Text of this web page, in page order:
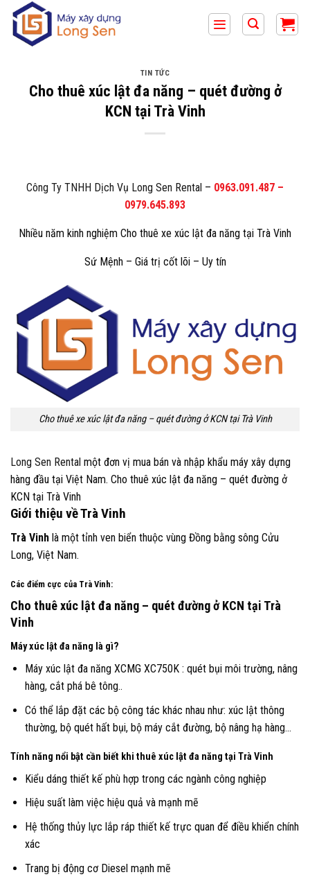
qua
TIN TỨC
Cho thuê xúc lật đa năng – quét đường ở
KCN tại Trà Vinh
Công Ty TNHH Dịch Vụ Long Sen Rental – 0963.091.487 –
0979.645.893
Nhiều năm kinh nghiệm Cho thuê xe xúc lật đa năng tại Trà Vinh
Sứ Mệnh – Giá trị cốt lõi – Uy tín
Cho thuê xe xúc lật đa năng – quét đường ở KCN tạiTrà Vinh
Long Sen Rental một đơn vị mua bán và nhập khẩu máy xây dựng
hàng đầu tại Việt Nam. Cho thuê xúc lật đa năng – quét đường ở
KCN tại Trà Vinh
Giới thiệu vềTrà Vinh
Trà Vinh là một tỉnh ven biển thuộc vùng Đồng bằng sông Cửu
Long, Việt Nam.
Các điểm cực của Trà Vinh:
Cho thuê xúc lật đa năng – quét đường ở KCN tại Trà
Vinh
Máy xúc lật đa năng là gì?
Máy xúc lật đa năng XCMG XC750K : quét bụi môi trường, nâng
hàng, cắt phá bê tông..
Có thể lắp đặt các bộ công tác khác nhau như: xúc lật thông
thường, bộ quét hất bụi, bộ máy cắt đường, bộ nâng hạ hàng…
Tính năng nổi bật cần biết khi thuê xúc lật đa năng tại Trà Vinh
Kiểu dáng thiết kế phù hợp trong các ngành công nghiệp
Hiệu suất làm việc hiệu quả và mạnh mẽ
Hệ thống thủy lực lắp ráp thiết kế trực quan để điều khiển chính
xác
Trang bị động cơ Diesel mạnh mẽ